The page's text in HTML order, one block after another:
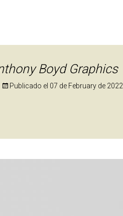
Boyd Graphics
Publicado el 07 de February de 2022